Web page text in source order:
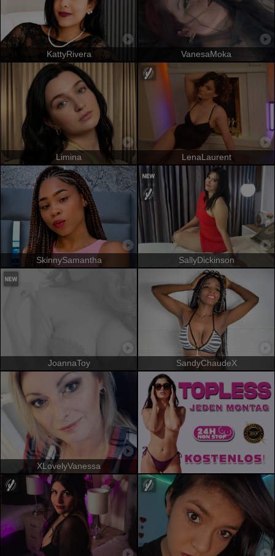
KattyRivera VanesaMoka
Limina LenaLaurent
SkinnySamantha SallyDickinson
JoannaToy SandyChaudeX
XLovelyVanessa